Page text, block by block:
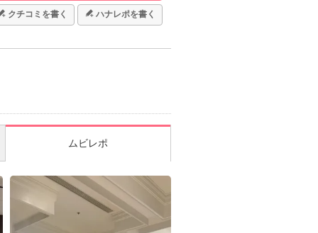
クチコミを書く ハナレポを書く
ムビレポ